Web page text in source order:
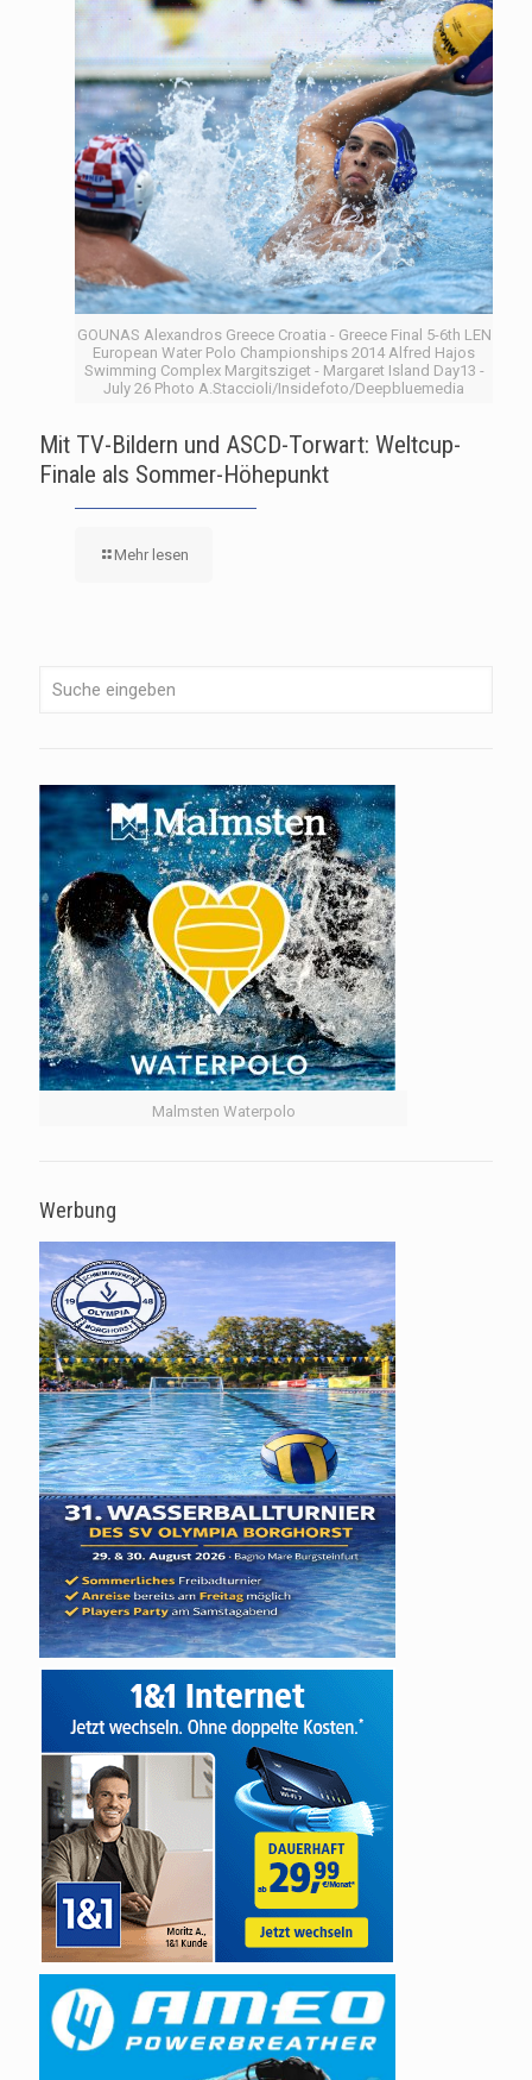
GOUNAS Alexandros Greece Croatia - Greece Final 5-6th LEN
European Water Polo Championships 2014 Alfred Hajos
Swimming Complex Margitsziget - Margaret Island Day13 -
July 26 Photo A.Staccioli/Insidefoto/Deepbluemedia
Mit TV-Bildern und ASCD-Torwart: Weltcup-
Finale als Sommer-Höhepunkt
Mehr lesen
Malmsten Waterpolo
Werbung